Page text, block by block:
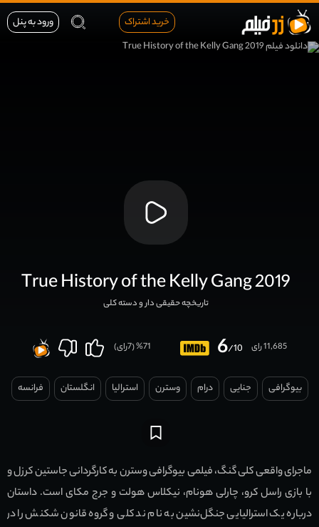
خرید اشتراک ورود به پنل
True History of the Kelly Gang 2019
تاریخچه حقیقی دار و دسته کلی
6/10 11,685 رای 71
% (
7رای)
بیوگرافی جنایی درام وسترن استرالیا انگلستان فرانسه
ماجرای واقعی کلی گنگ، فیلمی بیوگرافی وسترن به کارگردانی جاستین کرزل و
با بازی راسل کرو، چارلی هونام، نیکلاس هولت و جرج مکای است. داستان
درباره یک استرالیایی جنگل‌نشین به نام ند کلی و گروه قانون شکنش را در